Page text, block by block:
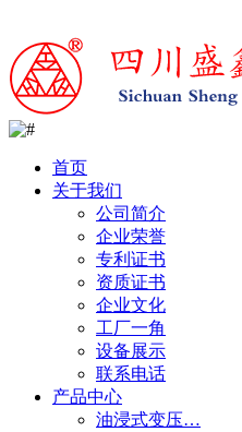
首页
关于我们
公司简介
企业荣誉
专利证书
资质证书
企业文化
工厂一角
设备展示
联系电话
产品中心
油浸式变压…